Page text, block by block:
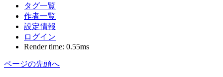
タグ一覧
作者一覧
設定情報
ログイン
Render time: 0.55ms
ページの先頭へ